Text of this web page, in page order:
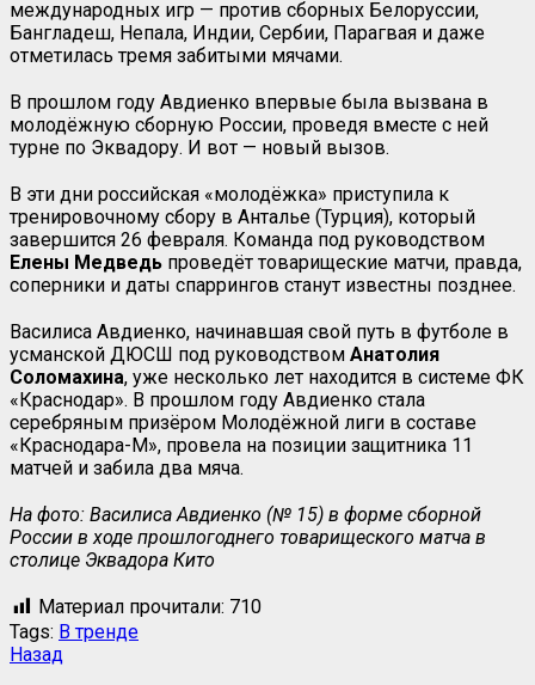
международных игр — против сборных Белоруссии,
Бангладеш, Непала, Индии, Сербии, Парагвая и даже
отметилась тремя забитыми мячами.
В прошлом году Авдиенко впервые была вызвана в
молодёжную сборную России, проведя вместе с ней
турне по Эквадору. И вот — новый вызов.
В эти дни российская «молодёжка» приступила к
тренировочному сбору в Анталье (Турция), который
завершится 26 февраля. Команда под руководством
Елены Медведь проведёт товарищеские матчи, правда,
соперники и даты спаррингов станут известны позднее.
Василиса Авдиенко, начинавшая свой путь в футболе в
усманской ДЮСШ под руководством Анатолия
Соломахина, уже несколько лет находится в системе ФК
«Краснодар». В прошлом году Авдиенко стала
серебряным призёром Молодёжной лиги в составе
«Краснодара-М», провела на позиции защитника 11
матчей и забила два мяча.
На фото: Василиса Авдиенко (№ 15) в форме сборной
России в ходе прошлогоднего товарищеского матча в
столице Эквадора Кито
Материал прочитали: 710
Tags: В тренде
Навигация
Назад